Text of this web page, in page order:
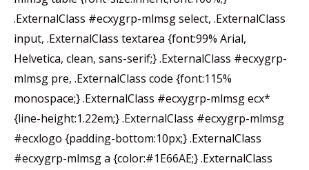
.ExternalClass #ecxygrp-mlmsg select, .ExternalClass
input, .ExternalClass textarea {font:99% Arial,
Helvetica, clean, sans-serif;} .ExternalClass #ecxygrp-
mlmsg pre, .ExternalClass code {font:115%
monospace;} .ExternalClass #ecxygrp-mlmsg ecx*
{line-height:1.22em;} .ExternalClass #ecxygrp-mlmsg
#ecxlogo {padding-bottom:10px;} .ExternalClass
#ecxygrp-mlmsg a {color:#1E66AE;} .ExternalClass